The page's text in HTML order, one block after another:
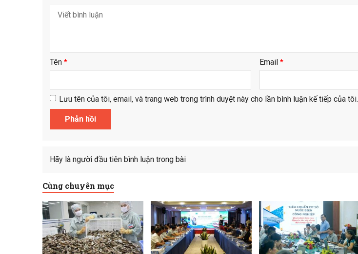
Tên * Email*
Lưu tên của tôi, email, và trang web trong trình duyệt này cho lần bình luận kế tiếp của tôi.
Hãy là người đầu tiên bình luận trong bài
Cùng chuyên mục